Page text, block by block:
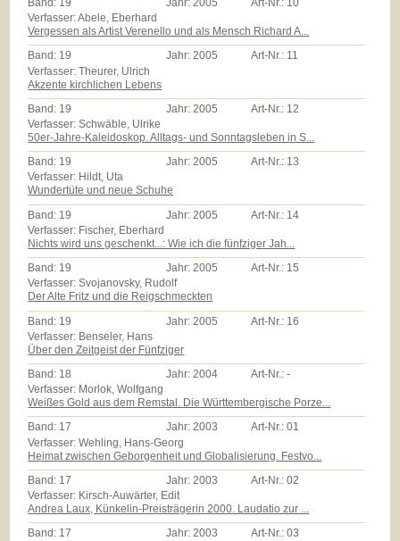
Band: 19 Jahr:2005 Art-Nr.: 10
Verfasser: Abele, Eberhard
Vergessen als Artist Verenello und als Mensch Richard A...
Band: 19 Jahr:2005 Art-Nr.: 11
Verfasser: Theurer, Ulrich
Akzente kirchlichen Lebens
Band: 19 Jahr:2005 Art-Nr.: 12
Verfasser: Schwäble, Ulrike
50er-Jahre-Kaleidoskop. Alltags- und Sonntagsleben in S...
Band: 19 Jahr:2005 Art-Nr.: 13
Verfasser: Hildt, Uta
Wundertüte und neue Schuhe
Band: 19 Jahr: 2005 Art-Nr.: 14
Verfasser: Fischer, Eberhard
Nichts wird uns geschenkt...: Wie ich die fünfziger Jah...
Band: 19 Jahr:2005 Art-Nr.: 15
Verfasser: Svojanovsky, Rudolf
Der Alte Fritz und die Reigschmeckten
Band: 19 Jahr: 2005 Art-Nr.: 16
Verfasser: Benseler, Hans
Über den Zeitgeist der Fünfziger
Band: 18 Jahr:2004 Art-Nr.:-
Verfasser: Morlok, Wolfgang
Weißes Gold aus dem Remstal. Die Württembergische Porze...
Band: 17 Jahr:2003 Art-Nr.:01
Verfasser: Wehling, Hans-Georg
Heimat zwischen Geborgenheit und Globalisierung. Festvo...
Band: 17 Jahr:2003 Art-Nr.:02
Verfasser: Kirsch-Auwärter, Edit
Andrea Laux, Künkelin-Preisträgerin 2000. Laudatio zur ...
Band: 17 Jahr:2003 Art-Nr.:03